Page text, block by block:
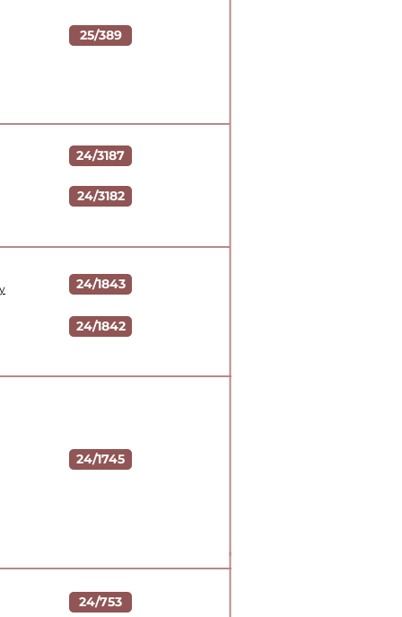
25/389
24/3187
24/3182
24/1843
24/1842
24/1745
24/753